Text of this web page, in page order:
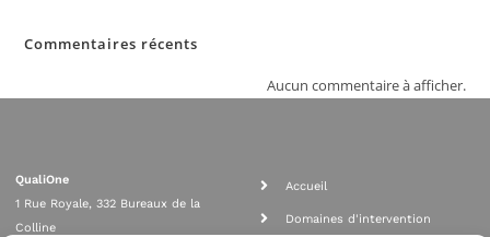
Commentaires récents
Aucun commentaire à afficher.
QualiOne
1 Rue Royale, 332 Bureaux de la
Colline
Accueil
Domaines d'intervention